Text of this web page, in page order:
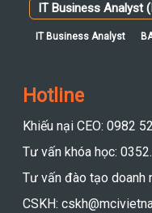
IT Business Analyst
IT Business Analyst
Hotline
Khiếu nại CEO: 0982
Tư vấn khóa học:
Tư vấn đào tạo doanh
CSKH: